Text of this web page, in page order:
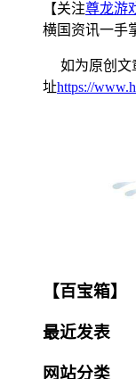
【关注尊龙游
横国资讯一
如为原创文
址https://
【百宝箱】
最近发表
网站分类